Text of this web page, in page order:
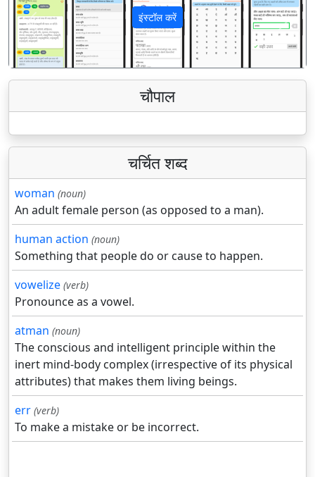
इंस्टॉल करें
पिछला अगला
चौपाल
चर्चित शब्द
woman (noun)
An adult female person (as opposed to a man).
human action (noun)
Something that people do or cause to happen.
vowelize (verb)
Pronounce as a vowel.
atman (noun)
The conscious and intelligent principle within the
inert mind-body complex (irrespective of its physical
attributes) that makes them living beings.
err (verb)
To make a mistake or be incorrect.